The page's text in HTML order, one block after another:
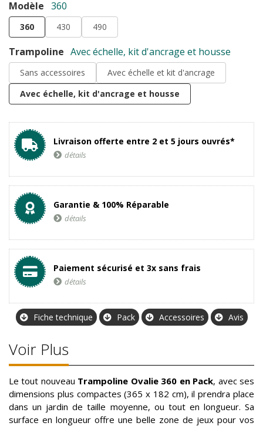
Modèle 360
360 430 490
Trampoline Avec échelle, kit d'ancrage et housse
Sans accessoires
Avec échelle et kit d'ancrage
Avec échelle, kit d'ancrage et housse
Livraison offerte entre 2 et 5 jours ouvrés*
détails
Garantie & 100% Réparable
détails
Paiement sécurisé et 3x sans frais
détails
Fiche technique Pack Accessoires Avis
Voir Plus
Le tout nouveau Trampoline Ovalie 360 enPack, avec ses
dimensions plus compactes (365 x 182 cm), il prendra place
dans un jardin de taille moyenne, ou tout en longueur. Sa
surface en longueur offre une belle zone de jeux pour vos